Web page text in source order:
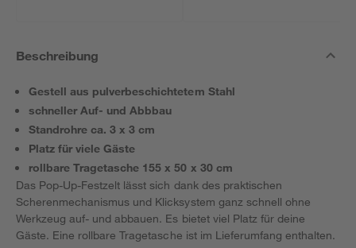
Beschreibung
Gestell aus pulverbeschichtetem Stahl
schneller Auf- und Abbbau
Standrohre ca. 3 x 3 cm
Platz für viele Gäste
rollbare Tragetasche 155 x 50 x 30 cm
Das Pop-Up-Festzelt lässt sich dank des praktischen
Scherenmechanismus und Klicksystem ganz schnell ohne
Werkzeug auf- und abbauen. Es bietet viel Platz für deine
Gäste. Eine rollbare Tragetasche ist im Lieferumfang enthalten.